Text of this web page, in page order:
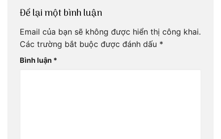
Để lại một bình luận
Email của bạn sẽ không được hiển thị công khai.
Các trường bắt buộc được đánh dấu *
Bình luận *